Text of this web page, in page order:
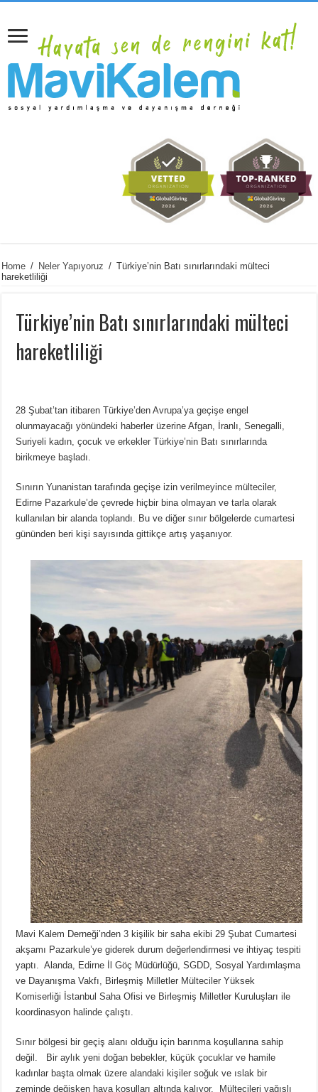
Home / Neler Yapıyoruz / Türkiye’nin Batı sınırlarındaki mülteci
hareketliliği
Türkiye’nin Batı sınırlarındaki mülteci
hareketliliği
28 Şubat’tan itibaren Türkiye’den Avrupa’ya geçişe engel
olunmayacağı yönündeki haberler üzerine Afgan, İranlı, Senegalli,
Suriyeli kadın, çocuk ve erkekler Türkiye’nin Batı sınırlarında
birikmeye başladı.
Sınırın Yunanistan tarafında geçişe izin verilmeyince mülteciler,
Edirne Pazarkule’de çevrede hiçbir bina olmayan ve tarla olarak
kullanılan bir alanda toplandı. Bu ve diğer sınır bölgelerde cumartesi
gününden beri kişi sayısında gittikçe artış yaşanıyor.
Mavi Kalem Derneği’nden 3 kişilik bir saha ekibi 29 Şubat Cumartesi
akşamı Pazarkule’ye giderek durum değerlendirmesi ve ihtiyaç tespiti
yaptı. Alanda, Edirne İl Göç Müdürlüğü, SGDD, Sosyal Yardımlaşma
ve Dayanışma Vakfı, Birleşmiş Milletler Mülteciler Yüksek
Komiserliği İstanbul Saha Ofisi ve Birleşmiş Milletler Kuruluşları ile
koordinasyon halinde çalıştı.
Sınır bölgesi bir geçiş alanı olduğu için barınma koşullarına sahip
değil. Bir aylık yeni doğan bebekler, küçük çocuklar ve hamile
kadınlar başta olmak üzere alandaki kişiler soğuk ve ıslak bir
zeminde değişken hava koşulları altında kalıyor. Mültecileri yağışlı